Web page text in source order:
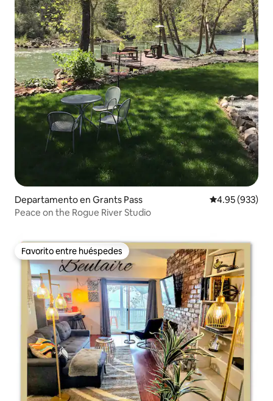
Departamento en Grants Pass Calificación
4.95 (933)
Peace on the Rogue River Studio
Favorito entre huéspedes
Favorito entre huéspedes